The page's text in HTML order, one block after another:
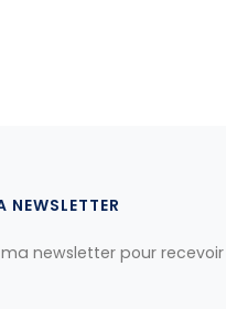
NEWSLETTER
newsletter pour